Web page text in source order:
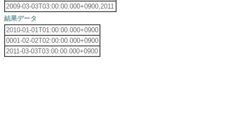
2009-03-03T03:00:00.000+0900,2011
結果データ
2010-01-01T01:00:00.000+0900
0001-02-02T02:00:00.000+0900
2011-03-03T03:00:00.000+0900